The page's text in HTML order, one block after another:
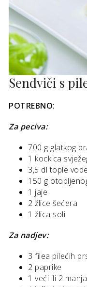
Sendviči s
POTREBNO:
Za peciva:
700 g glatkog
1 kockica
3,5 dl tople vode
150 g
1 jaje
2 žlice šećera
1 žlica soli
Za nadjev:
3 filea pilećih
2 paprike
1 veći ili 2